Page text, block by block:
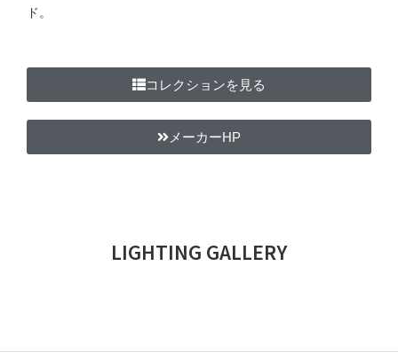
ド。
コレクションを見る
メーカーHP
LIGHTING GALLERY